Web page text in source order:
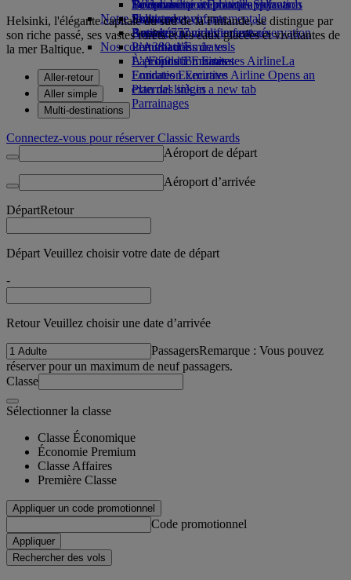
Boissons
Notre flotte
Boeing 777
L’A380 d’Emirates
L’A350 d’Emirates
Emirates Executive
Plan des sièges
Divertissements pour les enfants
Jouets pour enfants
Activités pour les enfants
La durabilité en pratique
Politique environnementale
Rapports environnementaux
Nos communautés
La Fondation Emirates AirlineLa
Fondation Emirates Airline Opens an
external link in a new tab
Parrainages
Se connecter à Emirates Skywards
Skywards+
Téléphone portable et l'application
Emirates
Annuler ou modifier une réservation
Perturbations de vols
À propos d’Emirates
Helsinki, l'élégante capitale du sud de la Finlande, se distingue par
son riche passé, ses vastes forêts et les eaux glacées et vivifiantes de
la mer Baltique.
Aller-retour
Aller simple
Multi-destinations
Connectez-vous pour réserver Classic Rewards
Aéroport de départ
Aéroport d’arrivée
DépartRetour
Départ Veuillez choisir votre date de départ
-
Retour Veuillez choisir une date d’arrivée
PassagersRemarque : Vous pouvez
réserver pour un maximum de neuf passagers.
Classe
Sélectionner la classe
Classe Économique
Économie Premium
Classe Affaires
Première Classe
Appliquer un code promotionnel
Code promotionnel
Appliquer
Rechercher des vols